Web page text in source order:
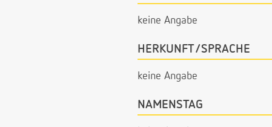
keine Angabe
HERKUNFT/SPRACHE
keine Angabe
NAMENSTAG